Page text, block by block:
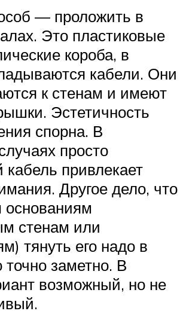
— проложить в
Это пластиковые
короба, в
кабели. Они
к стенам и имеют
Эстетичность
спорна. В
просто
кабель привлекает
Другое дело, что
основаниям
стенам или
тянуть его надо в
точно заметно. В
возможный, но не